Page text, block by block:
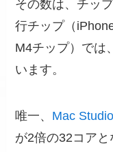
その数は、チッ
行チップ（
M4チップ）では
います。
唯一、 Mac Studio
が2倍の32コア